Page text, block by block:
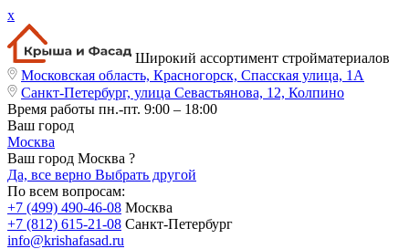
x
Широкий ассортимент стройматериалов
Московская область, Красногорск, Спасская улица, 1А
Санкт-Петербург, улица Севастьянова, 12, Колпино
Время работы пн.-пт. 9:00 – 18:00
Ваш город
Москва
Ваш город Москва ?
Да, все верно Выбрать другой
По всем вопросам:
+7 (499) 490-46-08 Москва
+7 (812) 615-21-08 Санкт-Петербург
info@krishafasad.ru